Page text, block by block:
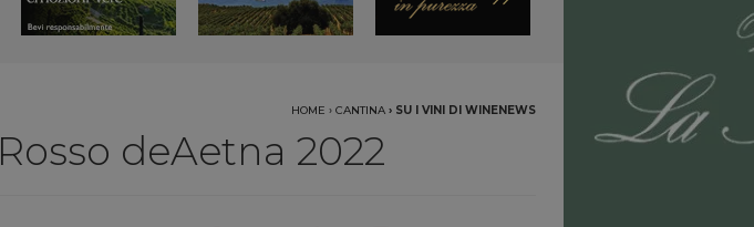
HOME › CANTINA › SU I VINI DI WINENEWS
deAetna 2022